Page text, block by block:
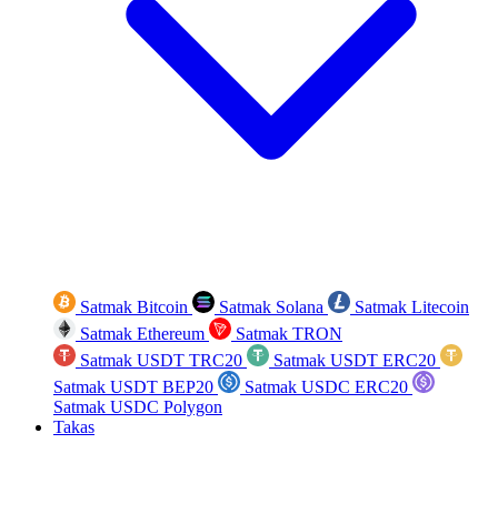
Satmak Bitcoin Satmak Solana
Satmak Litecoin
Satmak Ethereum
Satmak TRON
Satmak USDT TRC20
Satmak USDT ERC20
Satmak USDT BEP20
Satmak USDC ERC20
Satmak USDC Polygon
Takas